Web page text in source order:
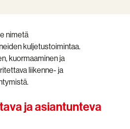
nimetä
kuljetustoimintaa.
kuormaaminen ja
liikenne- ja
ja asiantunteva